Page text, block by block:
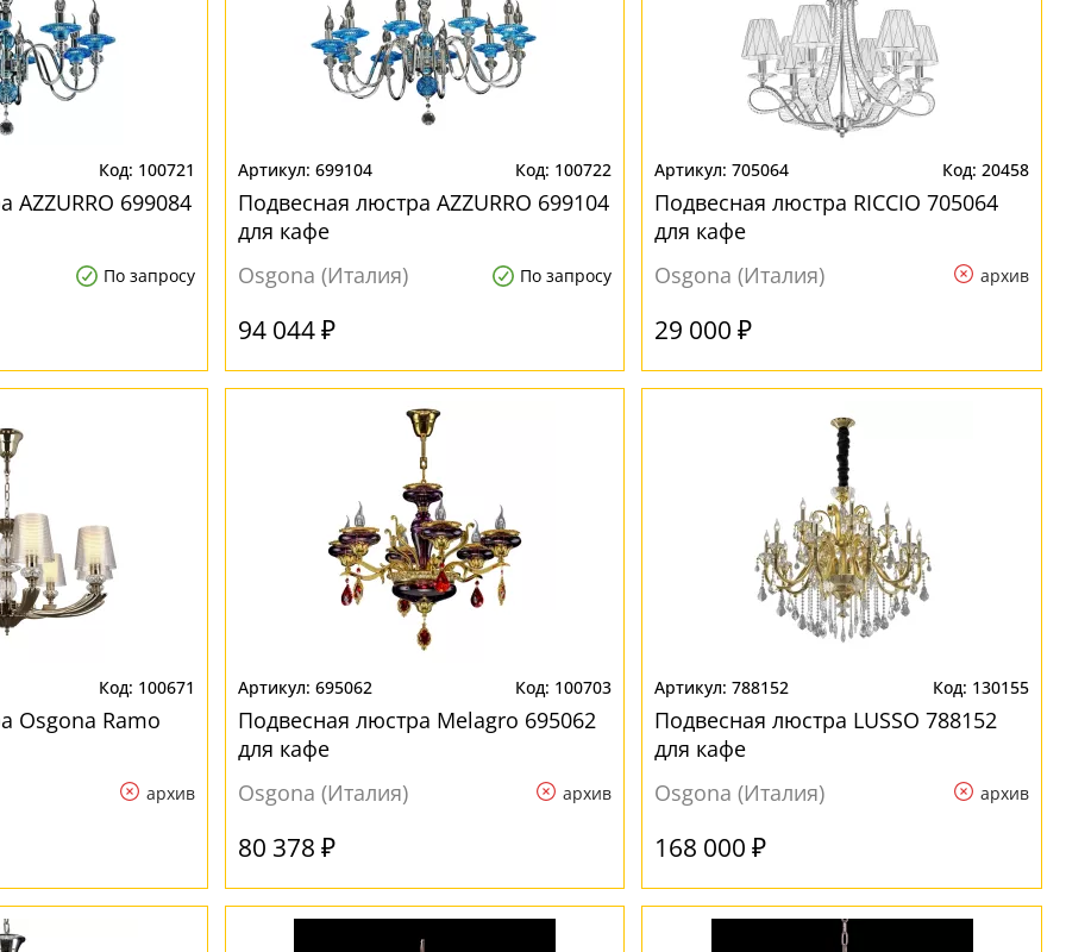
100721
AZZURRO 699084
По запросу
699104 100722
Подвесная люстра AZZURRO 699104
для кафе
Osgona (Италия)
По запросу
94 044 ₽
705064 20458
Подвесная люстра RICCIO 705064
для кафе
Osgona (Италия)
архив
29 000 ₽
100671
Osgona Ramo
архив
695062 100703
Подвесная люстра Melagro 695062
для кафе
Osgona (Италия)
архив
80 378 ₽
788152 130155
Подвесная люстра LUSSO 788152
для кафе
Osgona (Италия)
архив
168 000 ₽